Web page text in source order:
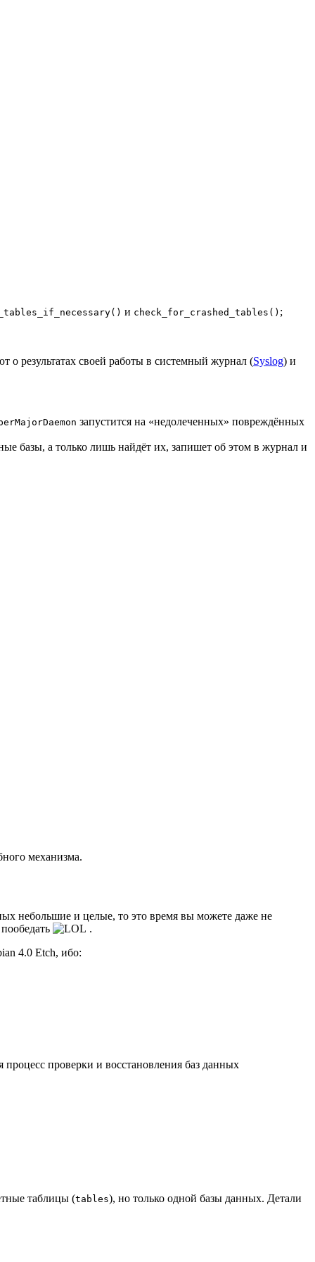
и check_for_crashed_tables() ;
результатах своей работы в системный журнал (Syslog) и
запустится на «недолеченных» повреждённых
базы, а только лишь найдёт их, запишет об этом в журнал и
механизма.
небольшие и целые, то это время вы можете даже не
.
4.0 Etch, ибо:
проверки и восстановления баз данных
таблицы (tables), но только одной базы данных. Детали